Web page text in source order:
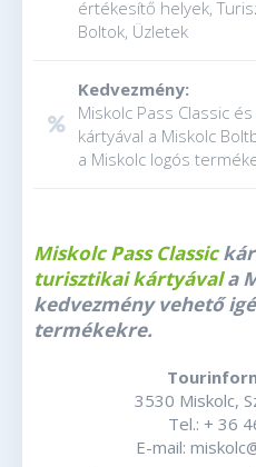
értékesítő helyek,
Boltok, Üzletek
Kedvezmény:
Miskolc Pass Classic
kártyával a Miskolc
a Miskolc logós
Miskolc Pass Classic
turisztikai kártyávala
kedvezmény vehető
termékekre.
3530 Miskolc,
Tel.: + 36
E-mail: